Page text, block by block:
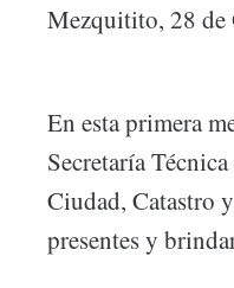
Mezquitito, 28 de
En esta primera
Secretaría
Ciudad, Catastro
presentes y